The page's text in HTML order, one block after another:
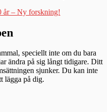
år – Ny forskning!
speciellt inte om du bara
ändra på sig långt tidigare. Ditt
sjunker. Du kan inte
lägga på dig.